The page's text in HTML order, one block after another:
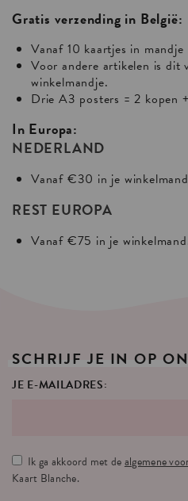
Gratis verzending in België:
Vanaf 10 kaartjes in mandje
Voor andere artikelen is
winkelmandje.
Drie A3 posters = 2 kopen
In Europa:
NEDERLAND
Vanaf €30 in je
REST EUROPA
Vanaf €75 in je
SCHRIJF JE IN OP
JE E-MAILADRES:
Ik ga akkoord met dealgemene
Kaart Blanche.